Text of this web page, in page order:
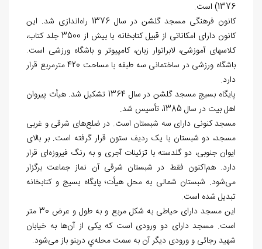
1376) است.
کانون فرهنگی مسجد گلشن در سال 1376 راه‌اندازی شد. این
کانون دارای امکاناتی از قبیل کتابخانه با بیش از 3500 جلد کتاب،
کلاس‎های آموزشی، لابراتوار زبان، کامپیوتر و باشگاه ورزشی است.
باشگاه ورزشی در ساختمانی سه طبقه با مساحت 420 مترمربع قرار
دارد.
پایگاه بسیج مسجد گلشن در سال 1364 تشکیل شد. هیأت پيروان
اهل بیت در سال 1385، تأسیس شد.
مسجد کنونی دارای سه شبستان است. در ضلع‌های شرقی و غربی
مسجد، دو شبستان با یک ردیف ستون قرار گرفته است. بر بالای
ایوان جنوبی، دو گلدسته با تزئینات آجری و به رنگ فیروزه‌ای قرار
دارد. هم‌اکنون فقط در شبستان شرقی آن نماز جماعت برگزار
می‌شود. شبستان شمالی به محل هیأت؛ پایگاه بسیج و کتابخانه
تبدیل شده است.
این مسجد دارای حیاطی به شکل مربع و به طول و عرض 30 متر
است. مسجد دارای دو ورودی است که یکی از آن‌ها به خیابان
شهید رجائی و ورودی دیگر آن به سمت محله‌ي دربنو باز می‌شود.